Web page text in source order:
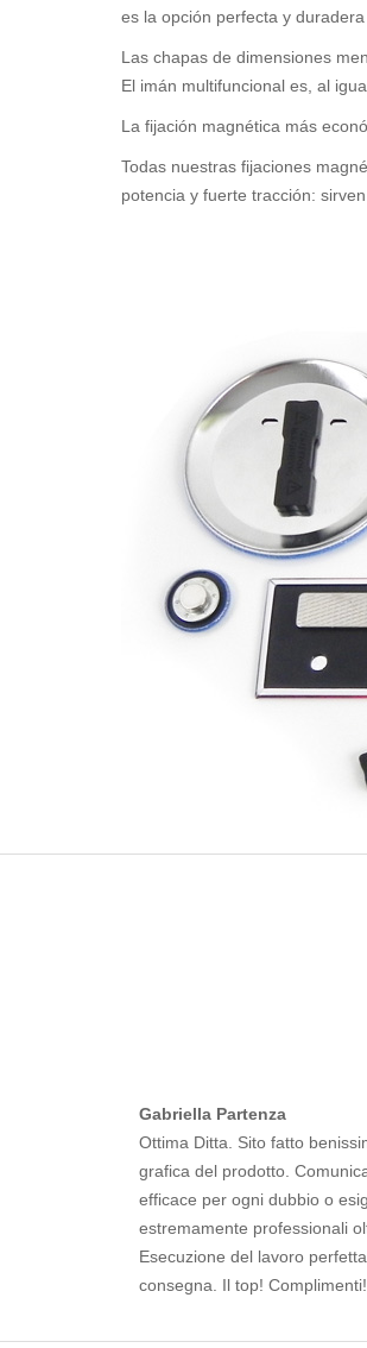
es la opción perfecta y
Las chapas de dimensiones
El imán multifuncional es, al
La fijación magnética más
Todas nuestras fijaciones
potencia y fuerte tracción:
Gabriella Partenza
Ottima Ditta. Sito fatto
grafica del prodotto.
efficace per ogni dubbio o
estremamente professionali
Esecuzione del lavoro
consegna. Il top! Complimenti!